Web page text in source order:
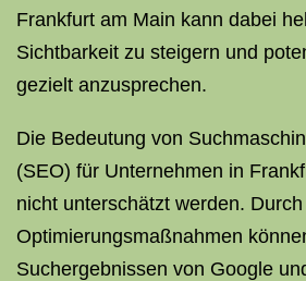
Frankfurt am Main kann dabei
Sichtbarkeit zu steigern und
gezielt anzusprechen.
Die Bedeutung von
(SEO) für Unternehmen in
nicht unterschätzt werden.
Optimierungsmaßnahmen
Suchergebnissen von Google